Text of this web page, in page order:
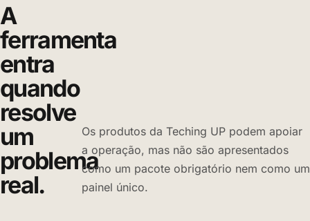
A
ferramenta
entra
quando
resolve
um
problema
real.
Os produtos da Teching UP podem apoiar
a operação, mas não são apresentados
como um pacote obrigatório nem como um
painel único.